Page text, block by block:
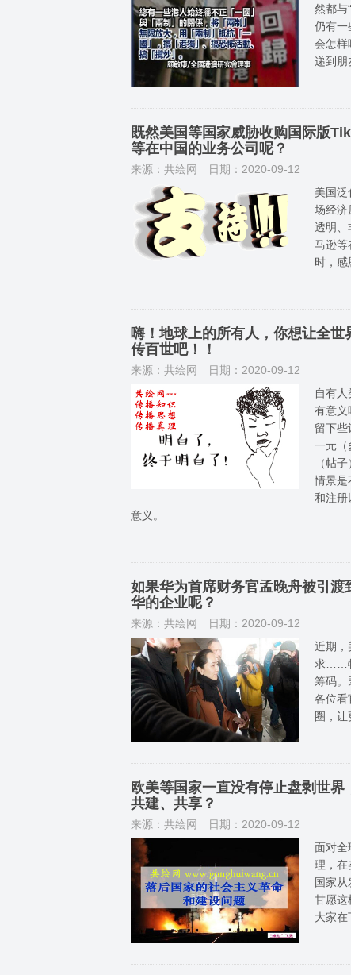
然都与
仍有一
会怎样
递到朋
既然美国等国家威胁收购国际版
等在中国的业务公司呢？
来源：共绘网
日期：2020-09-12
美国
场经济
透明、
马逊等
时，感
嗨！地球上的所有人，你想让全
传百世吧！！
来源：共绘网
日期：2020-09-12
自有
有意义
留下
一元（
（帖
情景是
和注册
意义。
如果华为首席财务官孟晚舟被引
华的企业呢？
来源：共绘网
日期：2020-09-12
近期，
求……
筹码。
各位看
圈，让
欧美等国家一直没有停止盘剥世界
共建、共享？
来源：共绘网
日期：2020-09-12
面对全
理，在
国家
甘愿这
大家在